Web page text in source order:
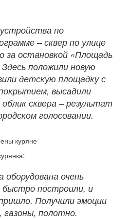
по
– сквер по улице
за остановкой «Площадь
положили новую
детскую площадку с
высадили
сквера – результат
голосовании.
куряне
очень
построили, и
Получили эмоции
газоны, полотно.